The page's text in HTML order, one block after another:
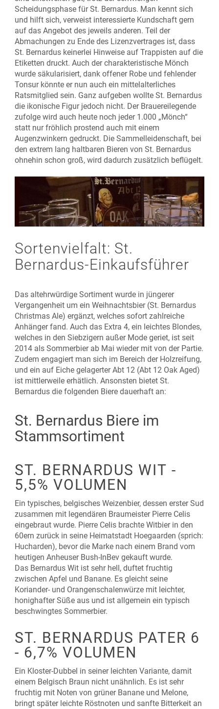
Scheidungsphase für St. Bernardus. Man kennt sich
und hilft sich, verweist interessierte Kundschaft gern
auf das Angebot des jeweils anderen. Teil der
Abmachungen zu Ende des Lizenzvertrages ist, dass
St. Bernardus keinerlei Hinweise auf Trappisten auf die
Etiketten druckt. Auch der charakteristische Mönch
wurde säkularisiert, dank offener Robe und fehlender
Tonsur könnte er nun auch ein mittelalterliches
Ratsmitglied sein. Ganz aufgeben wollte St. Bernardus
die ikonische Figur jedoch nicht. Der Brauereilegende
zufolge wird auch heute noch jeder 1.000 „Mönch“
statt nur fröhlich prostend auch mit einem
Augenzwinkern gedruckt. Die Sammelleidenschaft, bei
den extrem lang haltbaren Bieren von St. Bernardus
ohnehin schon groß, wird dadurch zusätzlich beflügelt.
Sortenvielfalt: St.
Bernardus-Einkaufsführer
Das altehrwürdige Sortiment wurde in jüngerer
Vergangenheit um ein Weihnachtsbier (St. Bernardus
Christmas Ale) ergänzt, welches sofort zahlreiche
Anhänger fand. Auch das Extra 4, ein leichtes Blondes,
welches in den Siebzigern außer Mode geriet, ist seit
2014 als Sommerbier ab Mai wieder mit von der Partie.
Zudem engagiert man sich im Bereich der Holzreifung,
und ein auf Eiche gelagerter Abt 12 (Abt 12 Oak Aged)
ist mittlerweile erhätlich. Ansonsten bietet St.
Bernardus die folgenden Biere dauerhaft an:
St. Bernardus Biere im
Stammsortiment
ST. BERNARDUS WIT -
5,5% VOLUMEN
Ein typisches, belgisches Weizenbier, dessen erster Sud
zusammen mit legendären Braumeister Pierre Celis
eingebraut wurde. Pierre Celis brachte Witbier in den
60ern zurück in seine Heimatstadt Hoegaarden (sprich:
Hucharden), bevor die Marke nach einem Brand vom
heutigen Anheuser Bush-InBev gekauft wurde.
Das Bernardus Wit ist sehr hell, duftet fruchtig
zwischen Apfel und Banane. Es gleicht seine
Koriander- und Orangenschalenwürze mit leichter,
honighafter Süße aus und ist allgemein ein typisch
beschwingtes Sommerbier.
ST. BERNARDUS PATER 6
- 6,7% VOLUMEN
Ein Kloster-Dubbel in seiner leichten Variante, damit
einem Belgisch Braun nicht unähnlich. Es ist sehr
fruchtig mit Noten von grüner Banane und Melone,
bringt später leichte Röstnoten und sanfte Bitterkeit an